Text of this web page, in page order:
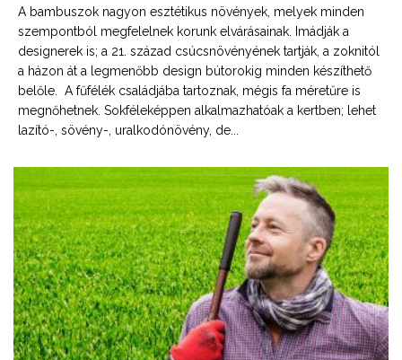
A bambuszok nagyon esztétikus növények, melyek minden
szempontból megfelelnek korunk elvárásainak. Imádják a
designerek is; a 21. század csúcsnövényének tartják, a zoknitól
a házon át a legmenőbb design bútorokig minden készíthető
belőle. A fűfélék családjába tartoznak, mégis fa méretűre is
megnőhetnek. Sokféleképpen alkalmazhatóak a kertben; lehet
lazító-, sövény-, uralkodónövény, de...